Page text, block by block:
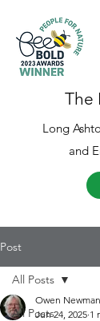
The
Long
and
Post
All Posts
All Posts
Owen Newman
Jun 24, 2025 1